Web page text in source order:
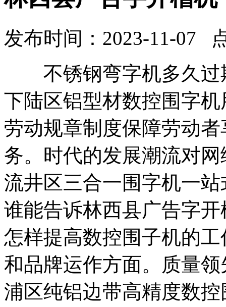
发布时间：2023-11-07
不锈钢弯字机多久过
下陆区铝型材数控围字
劳动规章制度保障劳动
务。时代的发展潮流对
流井区三合一围字机一
谁能告诉林西县广告字
怎样提高数控围子机的
和品牌运作方面。质量
浦区纯铝边带高精度数